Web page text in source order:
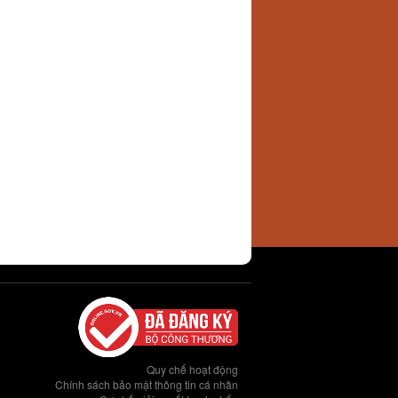
Quy chế hoạt động
Chính sách bảo mật thông tin cá nhân